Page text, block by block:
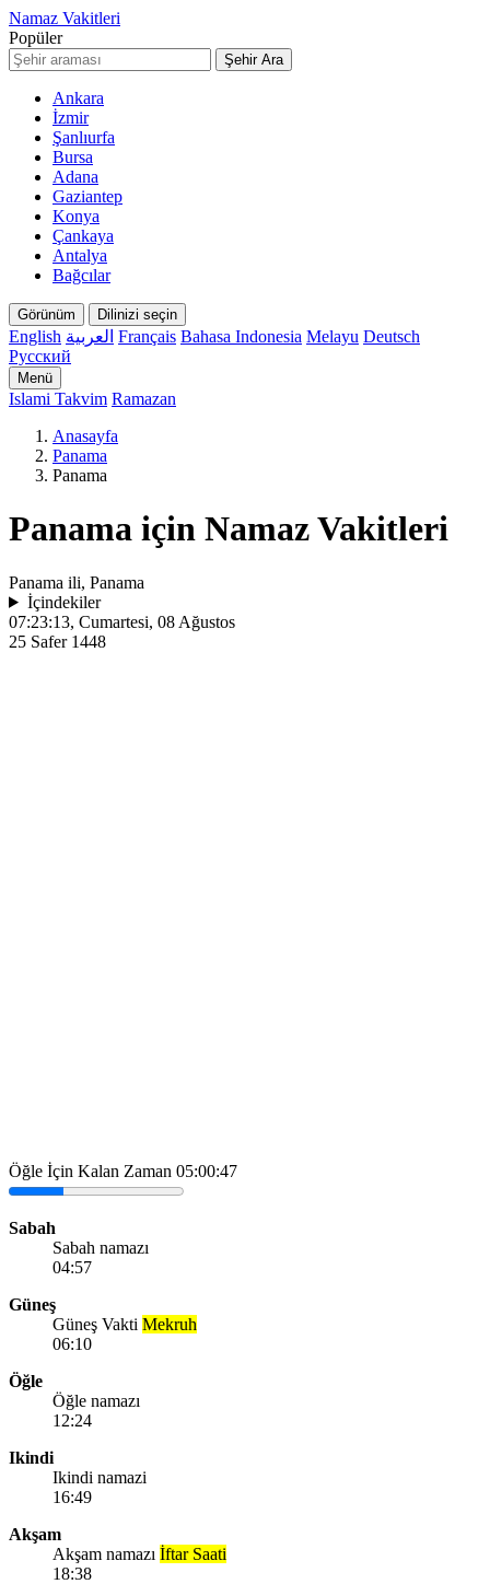
Namaz Vakitleri
Popüler
Şehir Ara
Ankara
İzmir
Şanlıurfa
Bursa
Adana
Gaziantep
Konya
Çankaya
Antalya
Bağcılar
Görünüm Dilinizi seçin
English العربية Français Bahasa Indonesia Melayu Deutsch
Русский
Menü
Islami Takvim Ramazan
Anasayfa
Panama
Panama
Panama için Namaz Vakitleri
Panama ili, Panama
İçindekiler
07:23:13, Cumartesi, 08 Ağustos
25 Safer 1448
Öğle İçin Kalan Zaman 05:00:47
Sabah
Sabah namazı
04:57
Güneş
Güneş Vakti Mekruh
06:10
Öğle
Öğle namazı
12:24
Ikindi
Ikindi namazi
16:49
Akşam
Akşam namazı İftar Saati
18:38